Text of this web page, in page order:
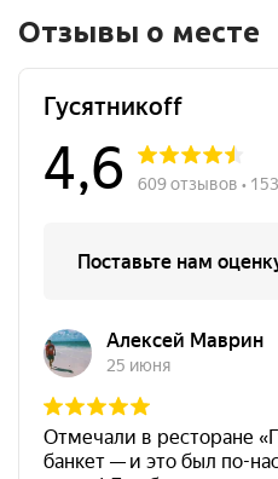
Отзывы о месте